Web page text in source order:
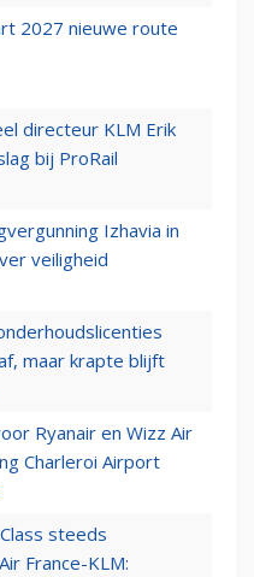
2027 nieuwe route
directeur KLM Erik
bij ProRail
Izhavia in
veiligheid
maar krapte blijft
Ryanair en Wizz Air
Charleroi Airport
steeds
France-KLM: